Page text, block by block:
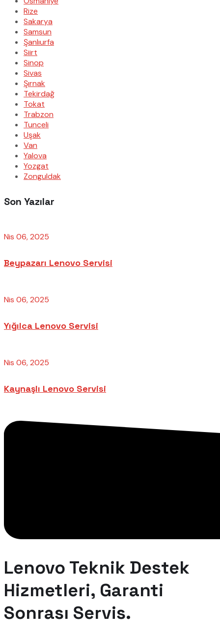
Rize
Sakarya
Samsun
Şanlıurfa
Siirt
Sinop
Sivas
Şırnak
Tekirdağ
Tokat
Trabzon
Tunceli
Uşak
Van
Yalova
Yozgat
Zonguldak
Son Yazılar
Nis 06, 2025
Beypazarı Lenovo Servisi
Nis 06, 2025
Yığılca Lenovo Servisi
Nis 06, 2025
Kaynaşlı Lenovo Servisi
Lenovo Teknik Destek
Hizmetleri, Garanti
Sonrası Servis.